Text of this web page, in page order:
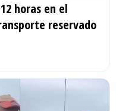
horas en el
reservado